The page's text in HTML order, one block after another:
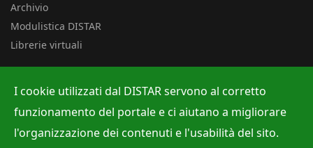
Archivio
Modulistica DISTAR
Librerie virtuali
Ufficio Contabilità e Bilancio
Ufficio per la Ricerca
I cookie utilizzati dal DISTAR servono al corretto
funzionamento del portale e ci aiutano a migliorare
l'organizzazione dei contenuti e l'usabilità del sito.